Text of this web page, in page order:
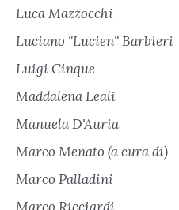
Luca Mazzocchi
Luciano "Lucien" Barbieri
Luigi Cinque
Maddalena Leali
Manuela D'Auria
Marco Menato (a cura di)
Marco Palladini